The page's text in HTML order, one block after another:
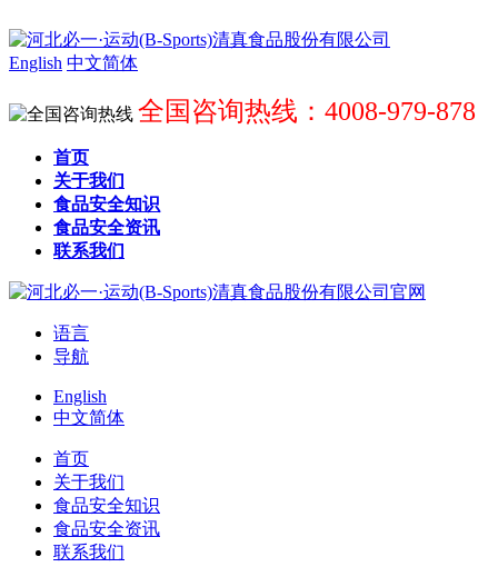
English 中文简体
全国咨询热线：4008-979-878
首页
关于我们
食品安全知识
食品安全资讯
联系我们
语言
导航
English
中文简体
首页
关于我们
食品安全知识
食品安全资讯
联系我们